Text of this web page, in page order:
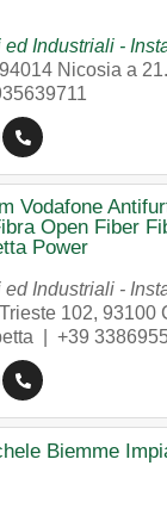
Industriali -
94014 Nicosia a
Vodafone
Open Fiber
Power
Industriali -
102, 93100
| +39
Biemme